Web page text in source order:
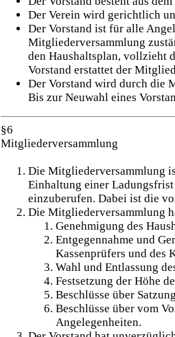
Der Verein wird gerichtlich
Der Vorstand ist für alle
Mitgliederversammlung
den Haushaltsplan, vollzieht
Vorstand erstattet der
Der Vorstand wird durch die
Bis zur Neuwahl eines
§6
Mitgliederversammlung
Die Mitgliederversammlung
Einhaltung einer
einzuberufen. Dabei ist die
Die Mitgliederversammlung
Genehmigung des
Entgegennahme und
Kassenprüfers und des
Wahl und Entlassung
Festsetzung der Höhe
Beschlüsse über
Beschlüsse über vom
Angelegenheiten.